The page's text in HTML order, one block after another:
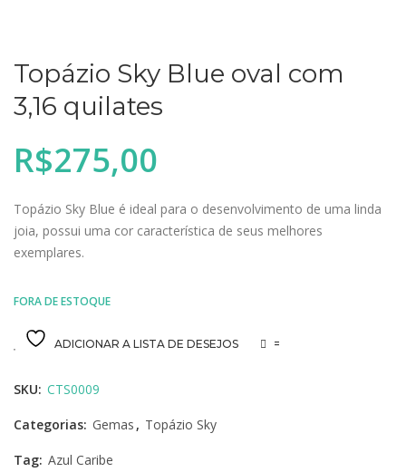
Topázio Sky Blue oval com
3,16 quilates
R$275,00
Topázio Sky Blue é ideal para o desenvolvimento de uma linda
joia, possui uma cor característica de seus melhores
exemplares.
FORA DE ESTOQUE
ADICIONAR A LISTA DE DESEJOS =
SKU: CTS0009
Categorias: Gemas , Topázio Sky
Tag: Azul Caribe